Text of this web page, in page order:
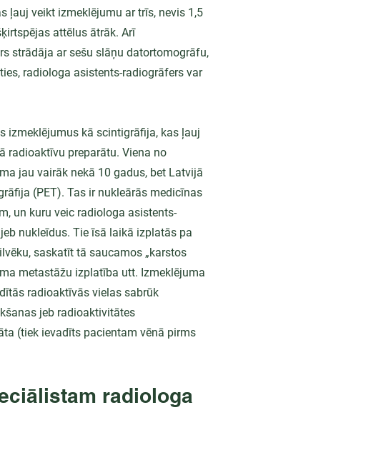
ļauj veikt izmeklējumu ar trīs, nevis 1,5
attēlus ātrāk. Arī
strādāja ar sešu slāņu datortomogrāfu,
radiologa asistents-radiogrāfers var
izmeklējumus kā scintigrāfija, kas ļauj
radioaktīvu preparātu. Viena no
jau vairāk nekā 10 gadus, bet Latvijā
(PET). Tas ir nukleārās medicīnas
un kuru veic radiologa asistents-
nukleīdus. Tie īsā laikā izplatās pa
saskatīt tā saucamos „karstos
metastāžu izplatība utt. Izmeklējuma
radioaktīvās vielas sabrūk
jeb radioaktivitātes
(tiek ievadīts pacientam vēnā pirms
radiologa